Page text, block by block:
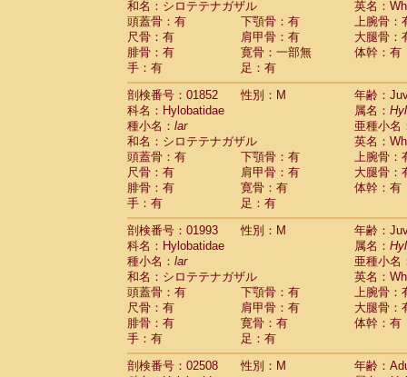
CercopithecidaeCercopithecus mitis
CercopithecidaeCercopithecus mitis
CercopithecidaeCercopithecus mona
CercopithecidaeCercopithecus
CercopithecidaeCercopithecus
CercopithecidaeCercopithecus
Cercopithecidae
Cercopithecusspp.(0)
Cercopithecidae
Chlorocebus
CercopithecidaeChlorocebus
CercopithecidaeErythrocebus patas
CercopithecidaeMiopithecus talapoin
CercopithecidaeCercopithecinae spp.
CercopithecidaeColobus angolensis
CercopithecidaeColobus guereza (0)
Cercopithecidae Colobus polykomos
Cercopithecidae Piliocolobus badius
Cercopithecidae Kasi senex vetulus(0)
CercopithecidaeKasi senex
CercopithecidaeNasalis larvatus(0)
CercopithecidaePresbytes
CercopithecidaePygathrix nemaeus
CercopithecidaeSemnopithecus
和名：シロテテナガザル
英名：
頭蓋骨：有
下顎骨：有
上腕骨：
尺骨：有
肩甲骨：有
大腿骨：
腓骨：有
寛骨：一部無
体幹：有
手：有
足：有
剖検番号：01852
性別：M
年齢：
科名：Hylobatidae
属名：
種小名： lar
亜種小名
和名：シロテテナガザル
英名：
頭蓋骨：有
下顎骨：有
上腕骨：
尺骨：有
肩甲骨：有
大腿骨：
腓骨：有
寛骨：有
体幹：有
手：有
足：有
剖検番号：01993
性別：M
年齢：
科名：Hylobatidae
属名：
種小名： lar
亜種小名
和名：シロテテナガザル
英名：
頭蓋骨：有
下顎骨：有
上腕骨：
尺骨：有
肩甲骨：有
大腿骨：
腓骨：有
寛骨：有
体幹：有
手：有
足：有
剖検番号：02508
性別：M
年齢：